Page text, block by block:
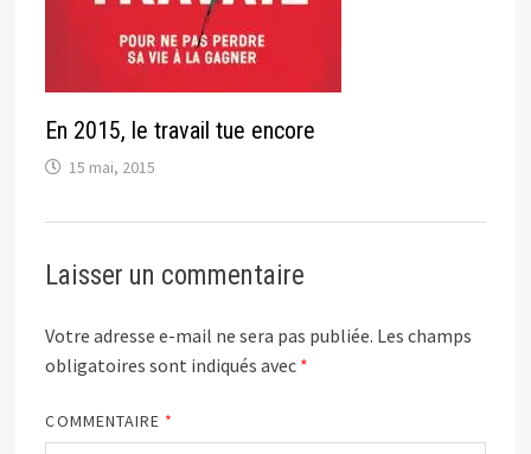
En 2015, le travail tue encore
15 mai, 2015
Laisser un commentaire
Votre adresse e-mail ne sera pas publiée. Les champs
obligatoires sont indiqués avec *
COMMENTAIRE *